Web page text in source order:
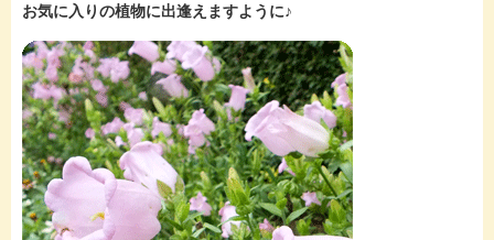
お気に入りの植物に出逢えますように♪